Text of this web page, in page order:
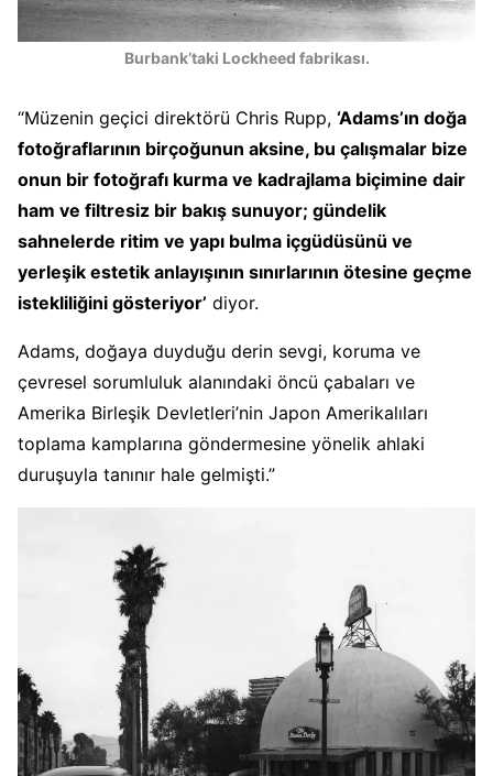
Burbank’taki Lockheed fabrikası.
“Müzenin geçici direktörü Chris Rupp, ‘Adams’ın doğa
fotoğraflarının birçoğunun aksine, bu çalışmalar bize
onun bir fotoğrafı kurma ve kadrajlama biçimine dair
ham ve filtresiz bir bakış sunuyor; gündelik
sahnelerde ritim ve yapı bulma içgüdüsünü ve
yerleşik estetik anlayışının sınırlarının ötesine geçme
istekliliğini gösteriyor’ diyor.
Adams, doğaya duyduğu derin sevgi, koruma ve
çevresel sorumluluk alanındaki öncü çabaları ve
Amerika Birleşik Devletleri’nin Japon Amerikalıları
toplama kamplarına göndermesine yönelik ahlaki
duruşuyla tanınır hale gelmişti.”